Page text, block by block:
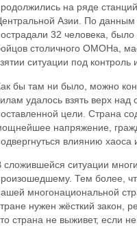
на ряде
Азии. По данным
32 человека,
столичного ОМОНа,
ситуации под
бы там ни было, можно
удалось взять верх над
цели. Страна
напряжение,
влиянию хаоса
сложившейся ситуации
Тем более,
многонациональной
нужен жёсткий закон,
страна не выживет, если